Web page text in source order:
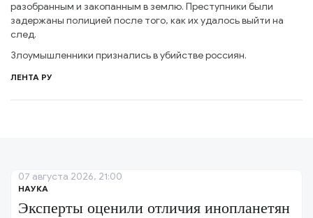
разобранным и закопанным в землю. Преступники были
задержаны полицией после того, как их удалось выйти на
след.
Злоумышленники признались в убийстве россиян.
ЛЕНТА РУ
НАУКА
Эксперты оценили отличия инопланетян
07 августа 2026, 21:00